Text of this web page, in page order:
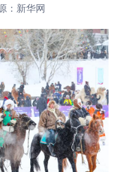
连线
子 体育
健康 军事
片 政务
融 汽车
化 数字经济
：新华网